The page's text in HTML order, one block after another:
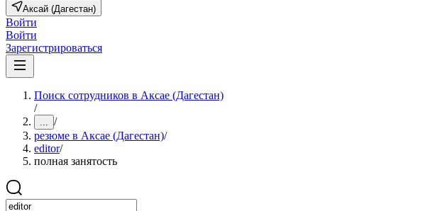
Аксай (Дагестан)
Войти
Войти
Зарегистрироваться
Поиск сотрудников в Аксае (Дагестан)
/
... /
резюме в Аксае (Дагестан)/
editor/
полная занятость